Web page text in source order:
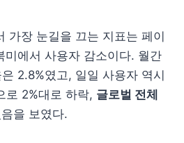
가장 눈길을 끄는 지표는 페이
미에서 사용자 감소이다. 월간
2.8%였고, 일일 사용자 역시
로 2%대로 하락, 글로벌 전체
을 보였다.